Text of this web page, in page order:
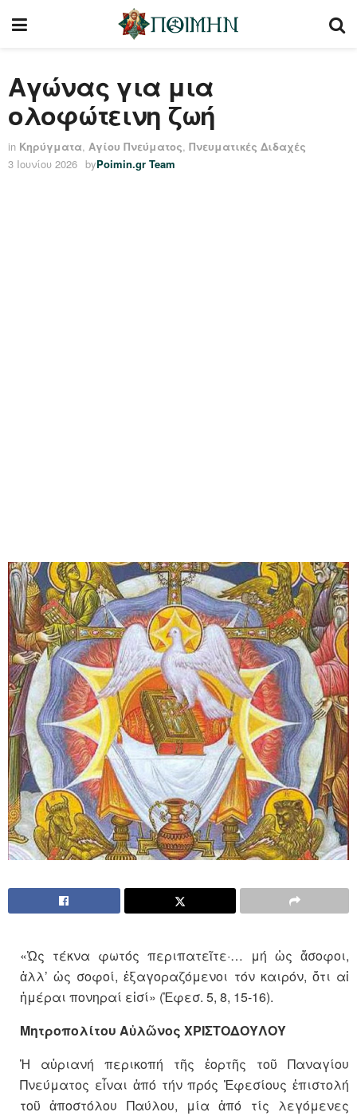
Αγώνας για μια
ολοφώτεινη ζωή
in Κηρύγματα, Αγίου Πνεύματος, Πνευματικές Διδαχές
3 Ιουνίου 2026 byPoimin.gr Team
«Ὡς τέκνα φωτός περιπατεῖτε·… μή ὡς ἄσοφοι,
ἀλλ’ ὡς σοφοί, ἐξαγοραζόμενοι τόν καιρόν, ὅτι αἱ
ἡμέραι πονηραί εἰσί» (Ἐφεσ. 5, 8, 15-16).
Μητροπολίτου Αὐλῶνος ΧΡΙΣΤΟΔΟΥΛΟΥ
Ἡ αὐριανή περικοπή τῆς ἑορτῆς τοῦ Παναγίου
Πνεύματος εἶναι ἀπό τήν πρός Ἐφεσίους ἐπιστολή
τοῦ ἀποστόλου Παύλου, μία ἀπό τίς λεγόμενες